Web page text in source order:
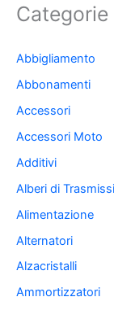
Categorie
Abbigliamento
Abbonamenti
Accessori
Accessori Moto
Additivi
Alberi di
Alimentazione
Alternatori
Alzacristalli
Ammortizzatori